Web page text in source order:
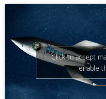
Click to accept
enable